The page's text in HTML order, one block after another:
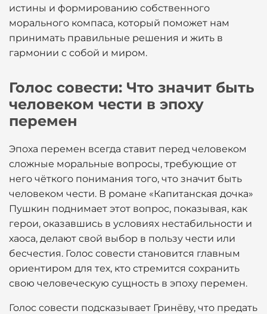
истины и формированию собственного
морального компаса, который поможет нам
принимать правильные решения и жить в
гармонии с собой и миром.
Голос совести: Что значит быть
человеком чести в эпоху
перемен
Эпоха перемен всегда ставит перед человеком
сложные моральные вопросы, требующие от
него чёткого понимания того, что значит быть
человеком чести. В романе «Капитанская дочка»
Пушкин поднимает этот вопрос, показывая, как
герои, оказавшись в условиях нестабильности и
хаоса, делают свой выбор в пользу чести или
бесчестия. Голос совести становится главным
ориентиром для тех, кто стремится сохранить
свою человеческую сущность в эпоху перемен.
Голос совести подсказывает Гринёву, что предать